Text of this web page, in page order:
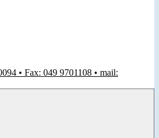
• Fax: 049 9701108 • mail: